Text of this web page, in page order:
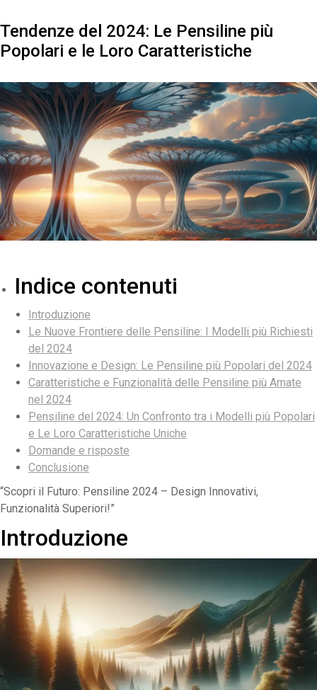
Tendenze del 2024: Le Pensiline più
Popolari e le Loro Caratteristiche
Indice contenuti
Introduzione
Le Nuove Frontiere delle Pensiline: I Modelli più Richiesti
del 2024
Innovazione e Design: Le Pensiline più Popolari del 2024
Caratteristiche e Funzionalità delle Pensiline più Amate
nel 2024
Pensiline del 2024: Un Confronto tra i Modelli più Popolari
e Le Loro Caratteristiche Uniche
Domande e risposte
Conclusione
“Scopri il Futuro: Pensiline 2024 – Design Innovativi,
Funzionalità Superiori!”
Introduzione